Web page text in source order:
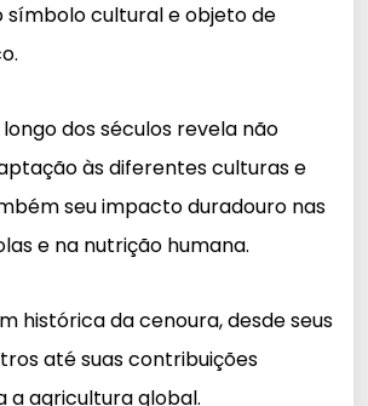
cultural e objeto de
dos séculos revela não
às diferentes culturas e
seu impacto duradouro nas
e na nutrição humana.
histórica da cenoura, desde seus
até suas contribuições
a agricultura global.